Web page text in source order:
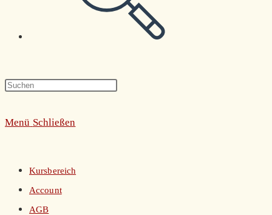
umschalten
Press
Menü Schließen
Kursbereich
Account
AGB